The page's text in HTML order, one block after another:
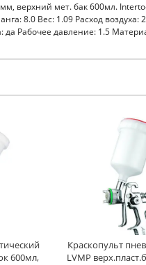
верхний мет. бак 600мл.
8.0 Вес: 1.09 Расход
Рабочее давление: 1.5
600мл,
Краскопульт
LVMP